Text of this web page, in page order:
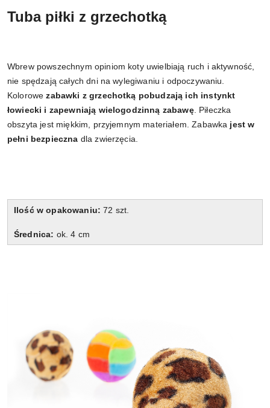
Tuba piłki z grzechotką
Wbrew powszechnym opiniom koty uwielbiają ruch i aktywność,
nie spędzają całych dni na wylegiwaniu i odpoczywaniu.
Kolorowezabawki z grzechotką pobudzają ich instynkt
łowiecki i zapewniają wielogodzinną zabawę. Piłeczka
obszyta jest miękkim, przyjemnym materiałem. Zabawka jest w
pełni bezpieczna dla zwierzęcia.
Ilość w opakowaniu: 72 szt.
Średnica: ok. 4 cm